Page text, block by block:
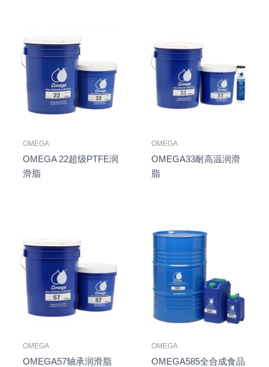
OMEGA
OMEGA 22超级PTFE润
滑脂
OMEGA
OMEGA33耐高温润滑
脂
OMEGA
OMEGA57轴承润滑脂
OMEGA
OMEGA585全合成食品